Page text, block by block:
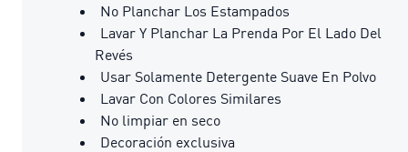
No Planchar Los Estampados
Lavar Y Planchar La Prenda Por El Lado Del
Revés
Usar Solamente Detergente Suave En Polvo
Lavar Con Colores Similares
No limpiar en seco
Decoración exclusiva